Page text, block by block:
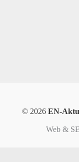
© 2026 EN-
Web &